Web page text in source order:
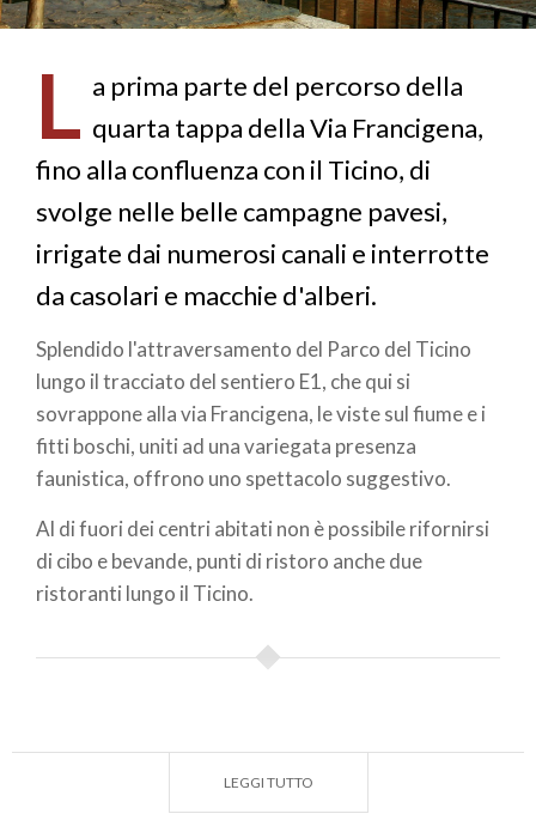
L a prima parte del percorso della
quarta tappa della Via Francigena,
fino alla confluenza con il Ticino, di
svolge nelle belle campagne pavesi,
irrigate dai numerosi canali e interrotte
da casolari e macchie d'alberi.
Splendido l'attraversamento del Parco del Ticino
lungo il tracciato del sentiero E1, che qui si
sovrappone alla via Francigena, le viste sul fiume e i
fitti boschi, uniti ad una variegata presenza
faunistica, offrono uno spettacolo suggestivo.
Al di fuori dei centri abitati non è possibile rifornirsi
di cibo e bevande, punti di ristoro anche due
ristoranti lungo il Ticino.
Punto di partenza: Garlasco
Punto di arrivo: Pavia
LEGGI TUTTO